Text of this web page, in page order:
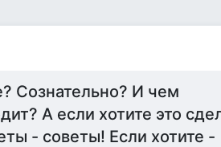
Сознательно? И чем
А если хотите это
- советы! Если хотите -